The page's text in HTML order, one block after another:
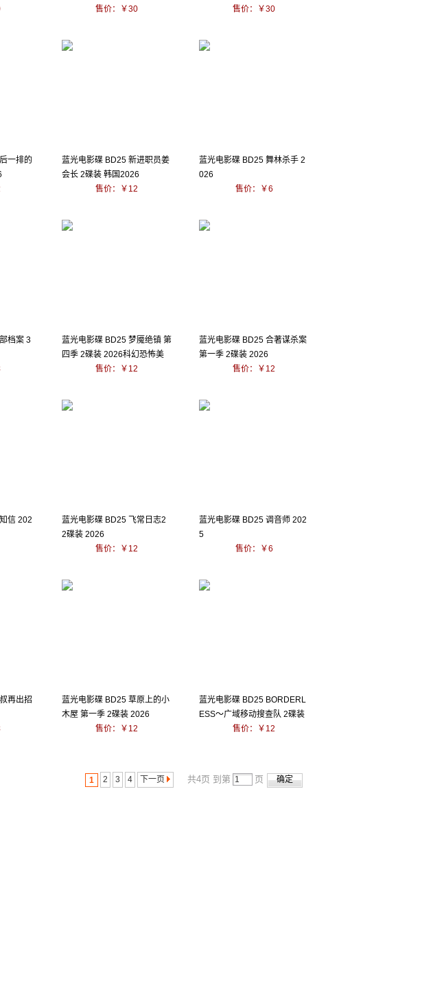
售价：￥30
售价：￥30
一排的
蓝光电影碟 BD25 新进职员姜
会长 2碟装 韩国2026
售价：￥12
蓝光电影碟 BD25 舞林杀手 2
026
售价：￥6
档案 3
蓝光电影碟 BD25 梦魇绝镇 第
四季 2碟装 2026科幻恐怖美
售价：￥12
蓝光电影碟 BD25 合著谋杀案
第一季 2碟装 2026
售价：￥12
信 202
蓝光电影碟 BD25 飞常日志2
2碟装 2026
售价：￥12
蓝光电影碟 BD25 调音师 202
5
售价：￥6
再出招
蓝光电影碟 BD25 草原上的小
木屋 第一季 2碟装 2026
售价：￥12
蓝光电影碟 BD25 BORDERL
ESS～广域移动搜查队 2碟装
售价：￥12
1 2 3 4 下一页 共4页 到第 页